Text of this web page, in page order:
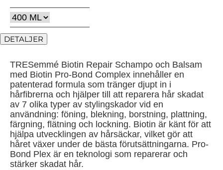
DETALJER
TRESemmé Biotin Repair Schampo och Balsam
med Biotin Pro-Bond Complex innehåller en
patenterad formula som tränger djupt in i
hårfibrerna och hjälper till att reparera hår skadat
av 7 olika typer av stylingskador vid en
användning: föning, blekning, borstning, plattning,
färgning, flätning och lockning. Biotin är känt för att
hjälpa utvecklingen av hårsäckar, vilket gör att
håret växer under de bästa förutsättningarna. Pro-
Bond Plex är en teknologi som reparerar och
stärker skadat hår.